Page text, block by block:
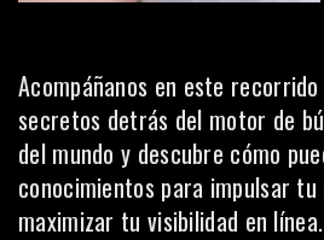
Acompáñanos en este
secretos detrás del motor de
del mundo y descubre cómo
conocimientos para impulsar
maximizar tu visibilidad en línea.